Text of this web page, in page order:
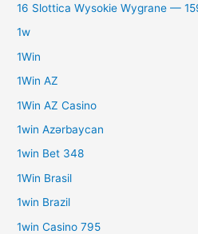
16 Slottica Wysokie Wygrane —
1w
1Win
1Win AZ
1Win AZ Casino
1win Azərbaycan
1win Bet 348
1Win Brasil
1win Brazil
1win Casino 795